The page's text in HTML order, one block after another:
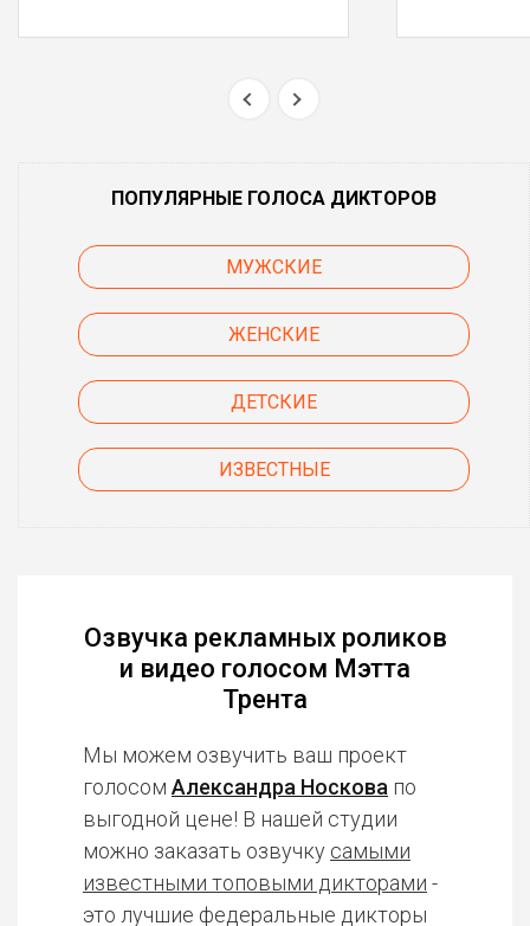
ПОПУЛЯРНЫЕ ГОЛОСА ДИКТОРОВ
МУЖСКИЕ
ЖЕНСКИЕ
ДЕТСКИЕ
ИЗВЕСТНЫЕ
Озвучка рекламных роликов
и видео голосом Мэтта
Трента
Мы можем озвучить ваш проект
голосом Александра Носкова по
выгодной цене! В нашей студии
можно заказать озвучку самыми
известными топовыми дикторами -
это лучшие федеральные дикторы